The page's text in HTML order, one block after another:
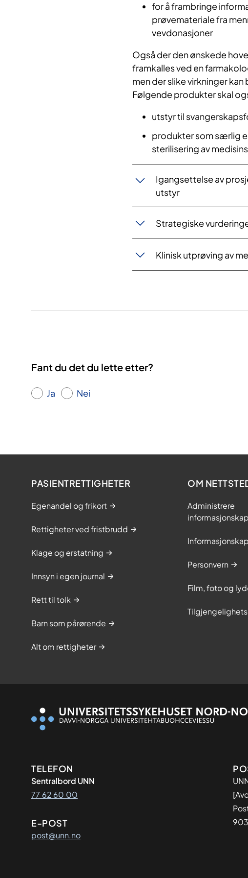
for å frambringe
prøvemateriale fra
vevdonasjoner
Også der den ønskede
framkalles ved en
men der slike virkninger
Følgende produkter skal
utstyr til
produkter som særlig
sterilisering av
Igangsettelse av
utstyr
Strategiske
Klinisk utprøving av
Fant du det du lette etter?
Ja Nei
PASIENTRETTIGHETER
Egenandel og frikort
Rettigheter ved fristbrudd
Klage og erstatning
Innsyn i egen journal
Rett til tolk
Barn som pårørende
Alt om rettigheter
OM
Administrere
Personvern
Film, foto og
Kontaktinformasjon
TELEFON
Sentralbord UNN
77 62 60 00
E-POST
post@unn.no